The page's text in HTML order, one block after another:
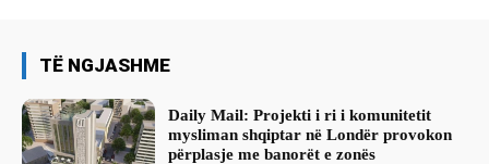
TË NGJASHME
Daily Mail: Projekti i ri i komunitetit
mysliman shqiptar në Londër provokon
përplasje me banorët e zonës